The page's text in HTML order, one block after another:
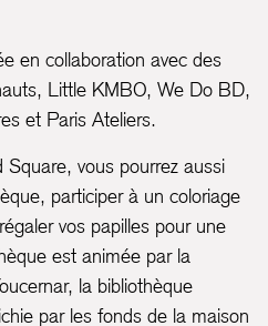
en collaboration avec des
Little KMBO, We Do BD,
et Paris Ateliers.
vous pourrez aussi
participer à un coloriage
vos papilles pour une
est animée par la
la bibliothèque
par les fonds de la maison